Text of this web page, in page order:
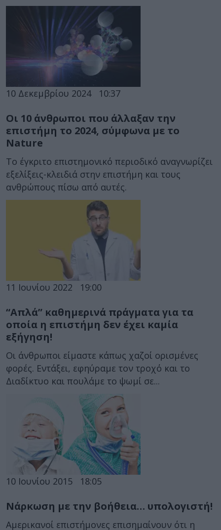
10 Δεκεμβρίου 2024 10:37
Οι 10 άνθρωποι που άλλαξαν την
επιστήμη το 2024, σύμφωνα με το
Nature
Το έγκριτο επιστημονικό περιοδικό αναγνωρίζει
εξελίξεις-κλειδιά στην επιστήμη και τους
ανθρώπους πίσω από αυτές.
11 Ιουνίου 2022 19:00
“Απλά” καθημερινά πράγματα για τα
οποία η επιστήμη δεν έχει καμία
εξήγηση!
Οι άνθρωποι είμαστε κάπως χαζοί ορισμένες
φορές. Εντάξει, εφηύραμε τον τροχό και το
Διαδίκτυο και πουλάμε το ψωμί σε...
10 Ιουνίου 2015 18:05
Νάρκωση με την βοήθεια… υπολογιστή!
Αμερικανοί επιστήμονες επισημαίνουν ότι η